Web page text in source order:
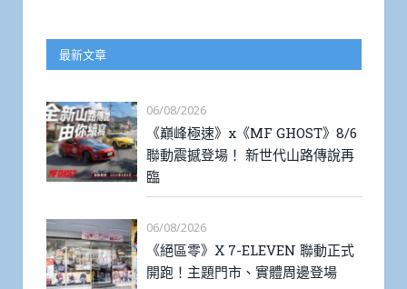
最新文章
06/08/2026
《巔峰極速》x《MF GHOST》8/6
聯動震撼登場！ 新世代山路傳說再
臨
06/08/2026
《絕區零》X 7-ELEVEN 聯動正式
開跑！主題門市、實體周邊登場